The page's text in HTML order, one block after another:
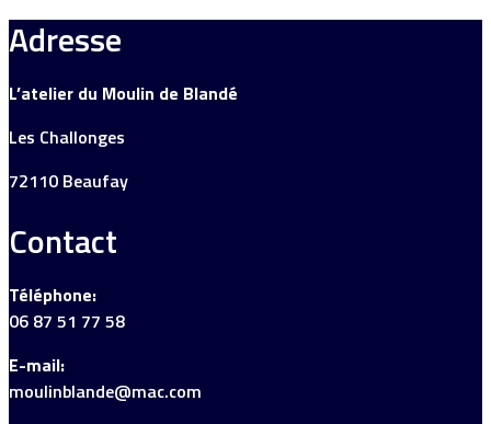
Adresse
L’atelier du Moulin de Blandé
Les Challonges
72110 Beaufay
Contact
Téléphone:
06 87 51 77 58
E-mail:
moulinblande@mac.com